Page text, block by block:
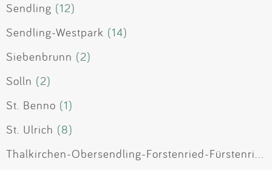
Sendling (12)
Sendling-Westpark (14)
Siebenbrunn (2)
Solln (2)
St. Benno (1)
St. Ulrich (8)
Thalkirchen-Obersendling-Forstenried-Fürstenried-Solln